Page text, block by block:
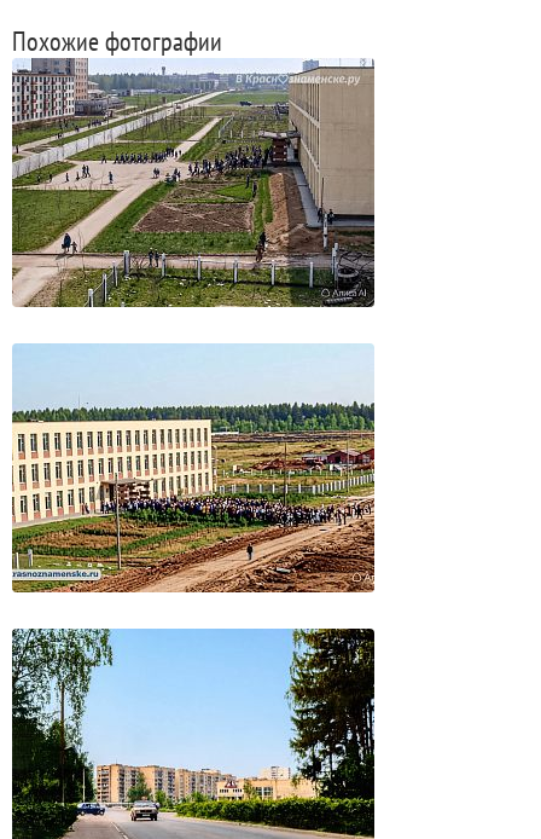
Похожие фотографии